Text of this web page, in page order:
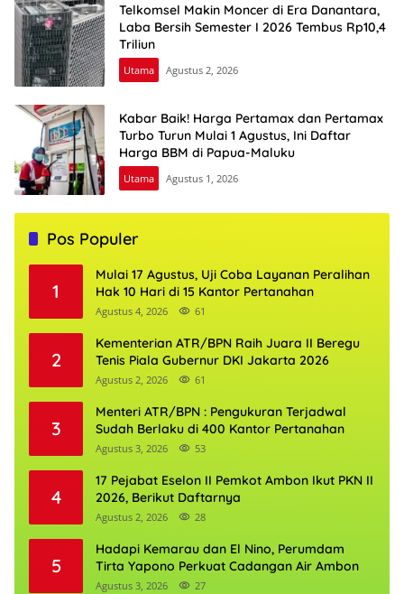
Telkomsel Makin Moncer di Era Danantara,
Laba Bersih Semester I 2026 Tembus Rp10,4
Triliun
Utama Agustus 2, 2026
Kabar Baik! Harga Pertamax dan Pertamax
Turbo Turun Mulai 1 Agustus, Ini Daftar
Harga BBM di Papua-Maluku
Utama Agustus 1, 2026
Pos Populer
1
Mulai 17 Agustus, Uji Coba Layanan Peralihan
Hak 10 Hari di 15 Kantor Pertanahan
Agustus 4, 2026 61
2
Kementerian ATR/BPN Raih Juara II Beregu
Tenis Piala Gubernur DKI Jakarta 2026
Agustus 2, 2026 61
3
Menteri ATR/BPN : Pengukuran Terjadwal
Sudah Berlaku di 400 Kantor Pertanahan
Agustus 3, 2026 53
4
17 Pejabat Eselon II Pemkot Ambon Ikut PKN II
2026, Berikut Daftarnya
Agustus 2, 2026 28
5
Hadapi Kemarau dan El Nino, Perumdam
Tirta Yapono Perkuat Cadangan Air Ambon
Agustus 3, 2026 27